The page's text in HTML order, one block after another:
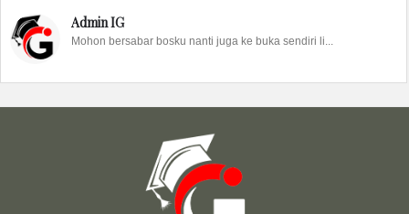
Admin IG
Mohon bersabar bosku nanti juga ke buka sendiri li...